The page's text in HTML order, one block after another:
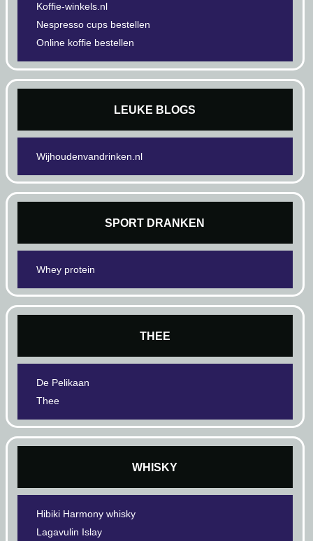
Koffie-winkels.nl
Nespresso cups bestellen
Online koffie bestellen
LEUKE BLOGS
Wijhoudenvandrinken.nl
SPORT DRANKEN
Whey protein
THEE
De Pelikaan
Thee
WHISKY
Hibiki Harmony whisky
Lagavulin Islay